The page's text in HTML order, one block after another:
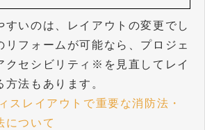
すいのは、レイアウトの変更でし
リフォームが可能なら、プロジェ
クセシビリティ※を見直してレイ
法もあります。
スレイアウトで重要な消防法・
について